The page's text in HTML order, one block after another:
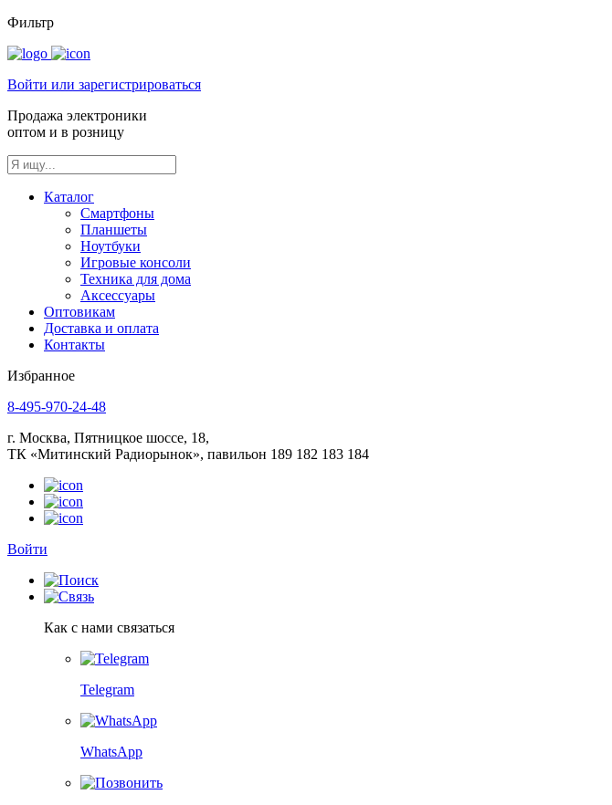
Фильтр
Войти или зарегистрироваться
Продажа электроники
оптом и в розницу
Каталог
Смартфоны
Планшеты
Ноутбуки
Игровые консоли
Техника для дома
Аксессуары
Оптовикам
Доставка и оплата
Контакты
Избранное
8-495-970-24-48
г. Москва, Пятницкое шоссе, 18,
ТК «Митинский Радиорынок», павильон 189 182 183 184
Войти
Как с нами связаться
Telegram
WhatsApp